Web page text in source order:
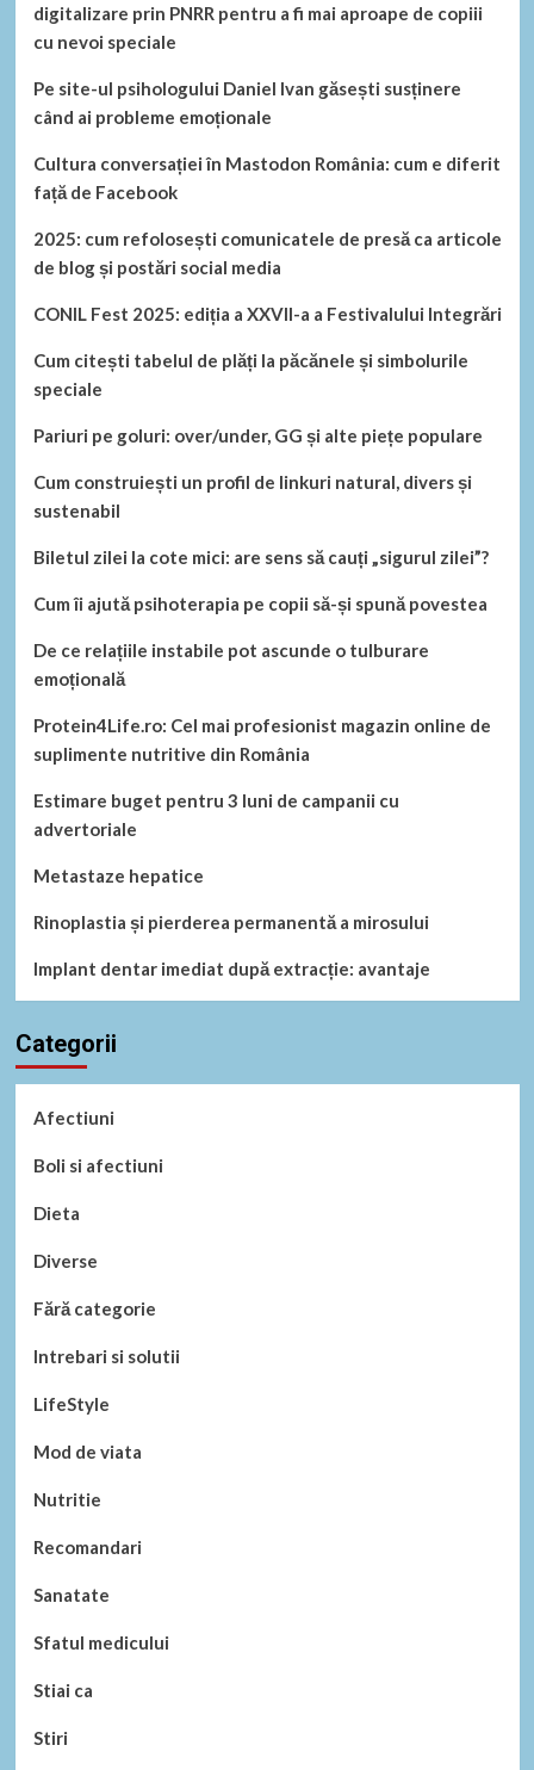
digitalizare prin PNRR pentru a fi mai aproape de copiii
cu nevoi speciale
Pe site-ul psihologului Daniel Ivan găsești susținere
când ai probleme emoționale
Cultura conversației în Mastodon România: cum e diferit
față de Facebook
2025: cum refolosești comunicatele de presă ca articole
de blog și postări social media
CONIL Fest 2025: ediția a XXVII-a a Festivalului Integrări
Cum citești tabelul de plăți la păcănele și simbolurile
speciale
Pariuri pe goluri: over/under, GG și alte piețe populare
Cum construiești un profil de linkuri natural, divers și
sustenabil
Biletul zilei la cote mici: are sens să cauți „sigurul zilei”?
Cum îi ajută psihoterapia pe copii să-și spună povestea
De ce relațiile instabile pot ascunde o tulburare
emoțională
Protein4Life.ro: Cel mai profesionist magazin online de
suplimente nutritive din România
Estimare buget pentru 3 luni de campanii cu
advertoriale
Metastaze hepatice
Rinoplastia și pierderea permanentă a mirosului
Implant dentar imediat după extracție: avantaje
Categorii
Afectiuni
Boli si afectiuni
Dieta
Diverse
Fără categorie
Intrebari si solutii
LifeStyle
Mod de viata
Nutritie
Recomandari
Sanatate
Sfatul medicului
Stiai ca
Stiri